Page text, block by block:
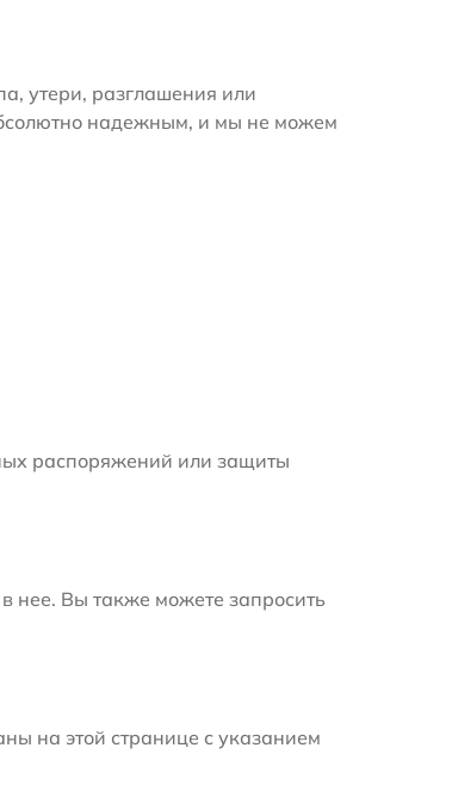
утери, разглашения или
надежным, и мы не можем
распоряжений или защиты
нее. Вы также можете запросить
на этой странице с указанием